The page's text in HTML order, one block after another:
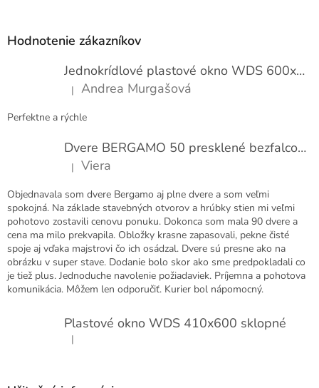
Hodnotenie zákazníkov
Jednokrídlové plastové okno WDS 600x1000
Hodnotenie produktu je 5 z 5 hviezdičiek.
| Andrea Murgašová
Perfektne a rýchle
Dvere BERGAMO 50 presklené bezfalcové EXTRA
Hodnotenie produktu je 5 z 5 hviezdičiek.
| Viera
Objednavala som dvere Bergamo aj plne dvere a som veľmi
spokojná. Na základe stavebných otvorov a hrúbky stien mi veľmi
pohotovo zostavili cenovu ponuku. Dokonca som mala 90 dvere a
cena ma milo prekvapila. Obložky krasne zapasovali, pekne čisté
spoje aj vďaka majstrovi čo ich osádzal. Dvere sú presne ako na
obrázku v super stave. Dodanie bolo skor ako sme predpokladali co
je tiež plus. Jednoduche navolenie požiadaviek. Príjemna a pohotova
komunikácia. Môžem len odporučiť. Kurier bol nápomocný.
Plastové okno WDS 410x600 sklopné
Hodnotenie produktu je 5 z 5 hviezdičiek.
|